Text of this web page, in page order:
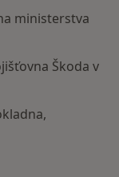
ministerstva
Škoda v